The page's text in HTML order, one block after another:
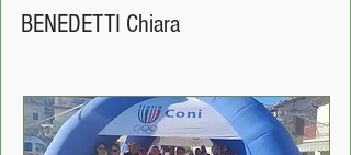
BENEDETTI Chiara